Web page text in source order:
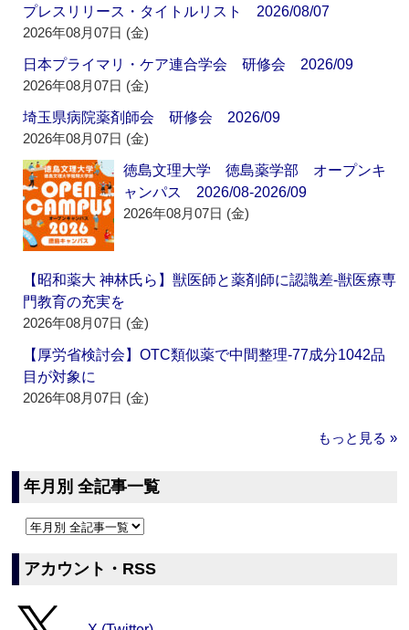
プレスリリース・タイトルリスト 2026/08/07
2026年08月07日 (金)
日本プライマリ・ケア連合学会 研修会 2026/09
2026年08月07日 (金)
埼玉県病院薬剤師会 研修会 2026/09
2026年08月07日 (金)
徳島文理大学 徳島薬学部 オープンキ
ャンパス 2026/08-2026/09
2026年08月07日 (金)
【昭和薬大 神林氏ら】獣医師と薬剤師に認識差‐獣医療専
門教育の充実を
2026年08月07日 (金)
【厚労省検討会】OTC類似薬で中間整理‐77成分1042品
目が対象に
2026年08月07日 (金)
もっと見る »
年月別 全記事一覧
アカウント・RSS